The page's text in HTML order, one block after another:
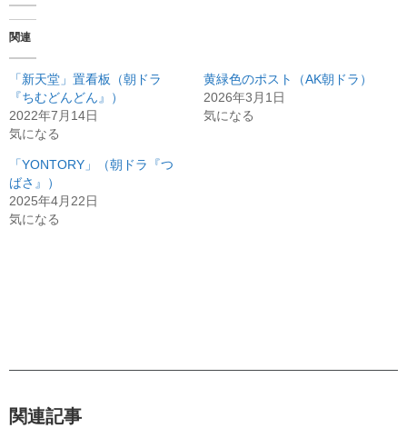
関連
「新天堂」置看板（朝ドラ
『ちむどんどん』）
2022年7月14日
気になる
黄緑色のポスト（AK朝ドラ）
2026年3月1日
気になる
「YONTORY」（朝ドラ『つ
ばさ』）
2025年4月22日
気になる
関連記事